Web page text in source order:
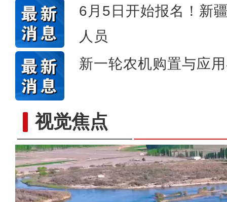
6月5日开始报名！新
人员
新一轮农机购置与应
视觉焦点标题：新“食”尚！“小份